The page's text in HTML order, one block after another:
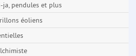
ja, pendules et plus
éoliens